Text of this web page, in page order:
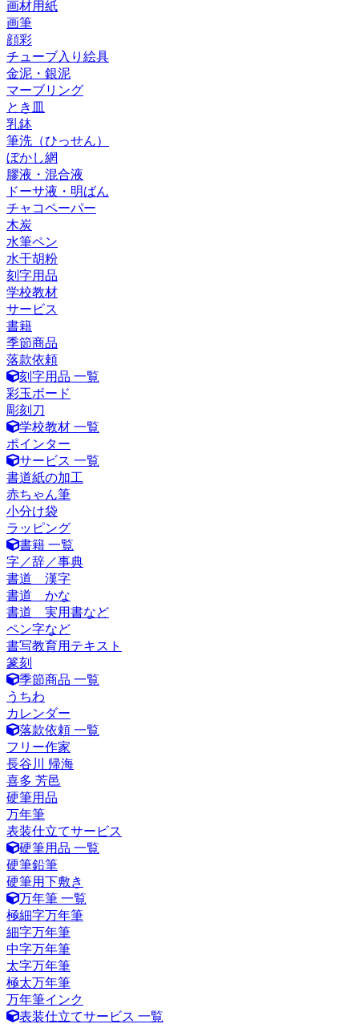
画材用紙
画筆
顔彩
チューブ入り絵具
金泥・銀泥
マーブリング
とき皿
乳鉢
筆洗（ひっせん）
ぼかし網
膠液・混合液
ドーサ液・明ばん
チャコペーパー
木炭
水筆ペン
水干胡粉
刻字用品
学校教材
サービス
書籍
季節商品
落款依頼
刻字用品 一覧
彩玉ボード
彫刻刀
学校教材 一覧
ポインター
サービス 一覧
書道紙の加工
赤ちゃん筆
小分け袋
ラッピング
書籍 一覧
字／辞／事典
書道 漢字
書道 かな
書道 実用書など
ペン字など
書写教育用テキスト
篆刻
季節商品 一覧
うちわ
カレンダー
落款依頼 一覧
フリー作家
長谷川 帰海
喜多 芳邑
硬筆用品
万年筆
表装仕立てサービス
硬筆用品 一覧
硬筆鉛筆
硬筆用下敷き
万年筆 一覧
極細字万年筆
細字万年筆
中字万年筆
太字万年筆
極太万年筆
万年筆インク
表装仕立てサービス 一覧